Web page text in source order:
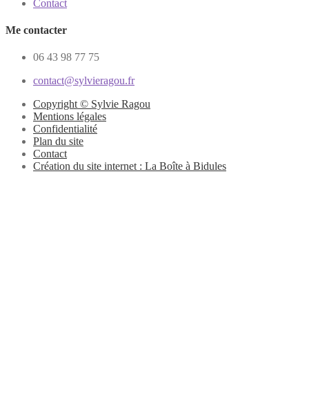
Contact
Me contacter
06 43 98 77 75
contact@sylvieragou.fr
Copyright © Sylvie Ragou
Mentions légales
Confidentialité
Plan du site
Contact
Création du site internet : La Boîte à Bidules